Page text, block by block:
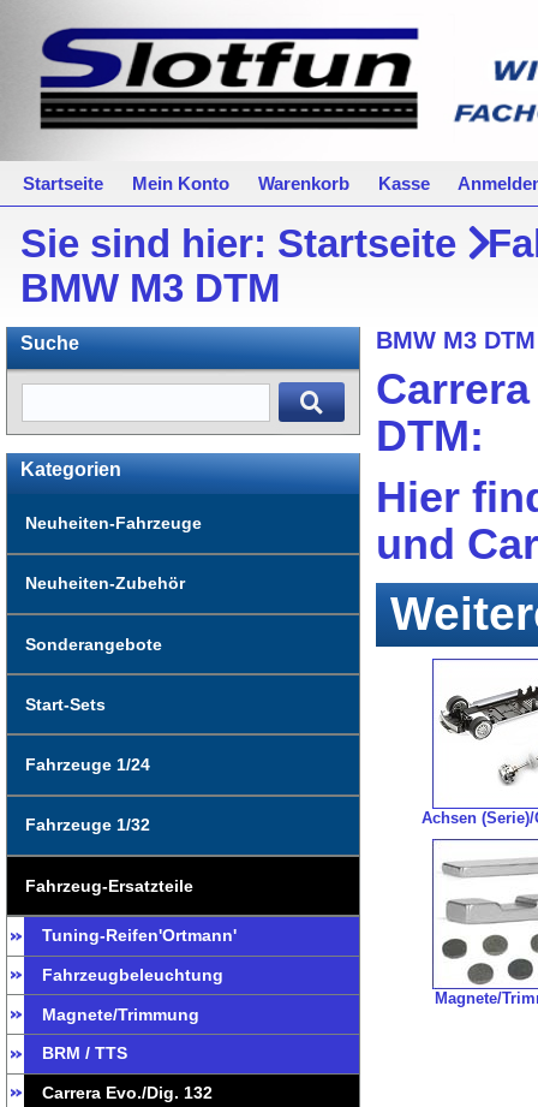
Startseite Mein Konto Warenkorb Kasse
Sie sind hier: Startseite
BMW M3 DTM
Suche
Kategorien
Neuheiten-Fahrzeuge
Neuheiten-Zubehör
Sonderangebote
Start-Sets
Fahrzeuge 1/24
Fahrzeuge 1/32
Fahrzeug-Ersatzteile
Tuning-Reifen'Ortmann'
Fahrzeugbeleuchtung
Magnete/Trimmung
BRM / TTS
Carrera Evo./Dig. 132
BMW M3 DTM
DTM:
Hier
und
Achsen
Magnete/